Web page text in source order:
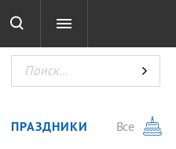
ТЕСТЫ
ПРАЗДНИКИ
Все